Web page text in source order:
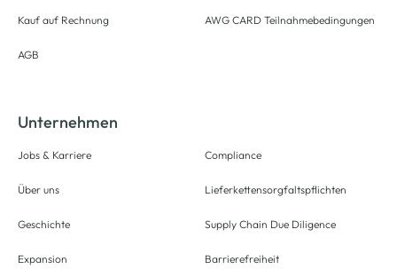
Kauf auf Rechnung
AGB
AWG CARD Teilnahmebedingungen
Unternehmen
Jobs & Karriere
Über uns
Geschichte
Expansion
Compliance
Lieferkettensorgfaltspflichten
Supply Chain Due Diligence
Barrierefreiheit